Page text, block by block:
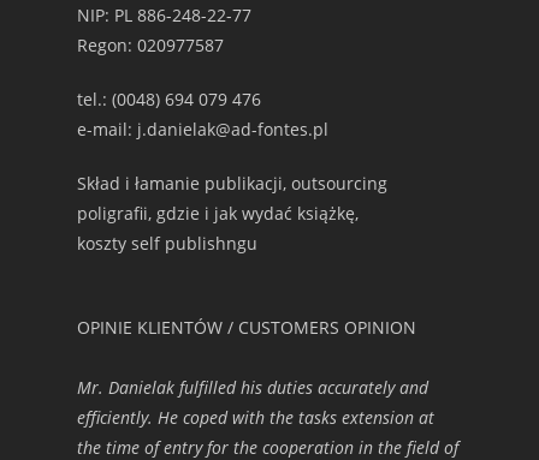
NIP: PL 886-248-22-77
Regon: 020977587
tel.: (0048) 694 079 476
e-mail: j.danielak@ad-fontes.pl
Skład i łamanie publikacji, outsourcing
poligrafii, gdzie i jak wydać książkę,
koszty self publishngu
OPINIE KLIENTÓW / CUSTOMERS OPINION
Mr. Danielak fulfilled his duties accurately and
efficiently. He coped with the tasks extension at
the time of entry for the cooperation in the field of